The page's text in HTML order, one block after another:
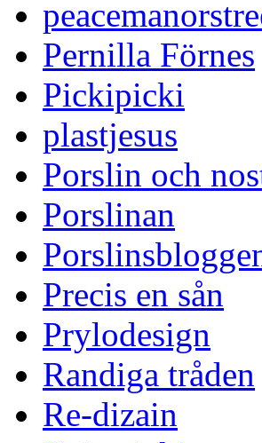
Pernilla Förnes
Pickipicki
plastjesus
Porslin och
Porslinan
Precis en sån
Prylodesign
Randiga tråden
Re-dizain